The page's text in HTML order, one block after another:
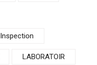
Inspection
LABORATOIR